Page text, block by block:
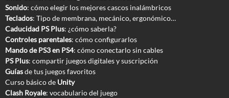
Sonido: cómo elegir los mejores cascos inalámbricos
Teclados: Tipo de membrana, mecánico, ergonómico…
Caducidad PS Plus: ¿cómo saberla?
Controles parentales: cómo configurarlos
Mando de PS3 en PS4: cómo conectarlo sin cables
PS Plus: compartir juegos digitales y suscripción
Guíasde tus juegos favoritos
Curso básico de Unity
Clash Royale: vocabulario del juego